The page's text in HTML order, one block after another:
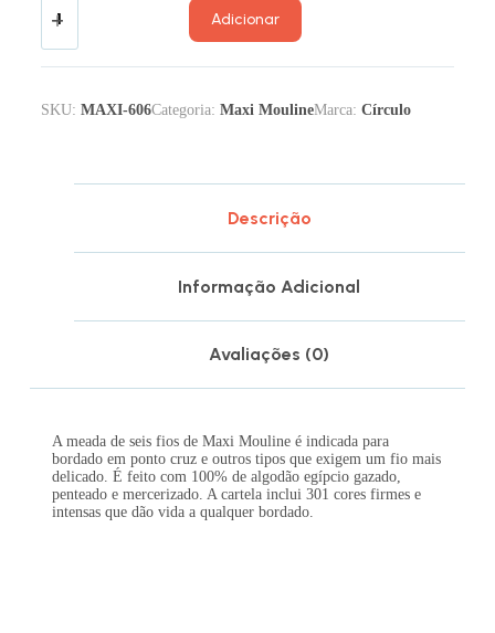
Adicionar
SKU: MAXI-606Categoria: Maxi MoulineMarca: Círculo
Descrição
Informação Adicional
Avaliações (0)
A meada de seis fios de Maxi Mouline é indicada para
bordado em ponto cruz e outros tipos que exigem um fio mais
delicado. É feito com 100% de algodão egípcio gazado,
penteado e mercerizado. A cartela inclui 301 cores firmes e
intensas que dão vida a qualquer bordado.